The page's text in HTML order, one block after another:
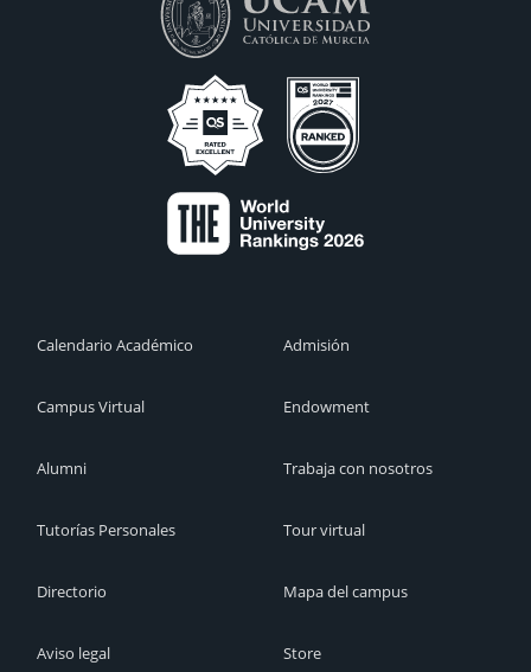
Calendario Académico
Campus Virtual
Alumni
Tutorías Personales
Directorio
Aviso legal
Admisión
Endowment
Trabaja con nosotros
Tour virtual
Mapa del campus
Store